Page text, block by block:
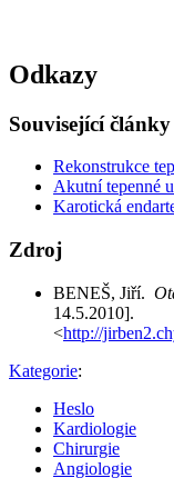
Odkazy
Související články
Rekonstrukce
Akutní tepenné
Karotická
Zdroj
BENEŠ, Jiří.
14.5.2010].
<http://
Kategorie:
Heslo
Kardiologie
Chirurgie
Angiologie